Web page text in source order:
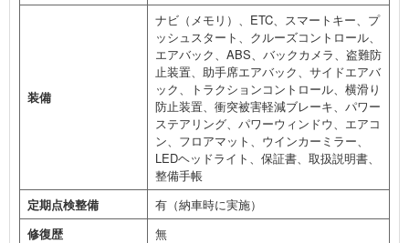
装備
ナビ（メモリ）、ETC、スマートキー、プ
ッシュスタート、クルーズコントロール、
エアバック、ABS、バックカメラ、盗難防
止装置、助手席エアバック、サイドエアバ
ック、トラクションコントロール、横滑り
防止装置、衝突被害軽減ブレーキ、パワー
ステアリング、パワーウィンドウ、エアコ
ン、フロアマット、ウインカーミラー、
LEDヘッドライト、保証書、取扱説明書、
整備手帳
定期点検整備
有（納車時に実施）
修復歴
無